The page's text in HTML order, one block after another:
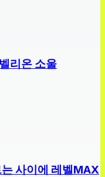
리온 소울
사이에 레벨MAX